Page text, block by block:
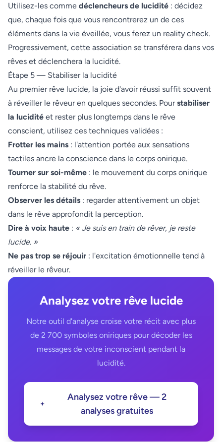
Utilisez-les comme déclencheurs de lucidité : décidez
que, chaque fois que vous rencontrerez un de ces
éléments dans la vie éveillée, vous ferez un reality check.
Progressivement, cette association se transférera dans vos
rêves et déclenchera la lucidité.
Étape 5 — Stabiliser la lucidité
Au premier rêve lucide, la joie d'avoir réussi suffit souvent
à réveiller le rêveur en quelques secondes. Pourstabiliser
la lucidité et rester plus longtemps dans le rêve
conscient, utilisez ces techniques validées :
Frotter les mains : l'attention portée aux sensations
tactiles ancre la conscience dans le corps onirique.
Tourner sur soi-même : le mouvement du corps onirique
renforce la stabilité du rêve.
Observer les détails : regarder attentivement un objet
dans le rêve approfondit la perception.
Dire à voix haute : « Je suis en train de rêver, je reste
lucide. »
Ne pas trop se réjouir : l'excitation émotionnelle tend à
réveiller le rêveur.
Analysez votre rêve lucide
Notre outil d'analyse croise votre récit avec plus
de 2 700 symboles oniriques pour décoder les
messages de votre inconscient pendant la
lucidité.
Analysez votre rêve — 2
analyses gratuites